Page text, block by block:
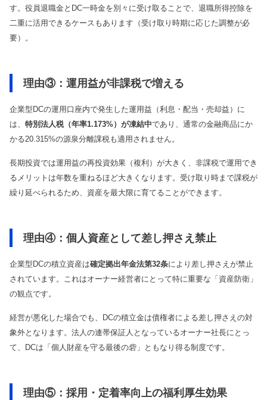
す。役員退職金とDC一時金を別々に受け取ることで、退職所得控除を
二重に活用できるケースもあります（受け取り時期に応じた調整が必
要）。
理由③：運用益が非課税で増える
企業型DCの運用口座内で発生した運用益（利息・配当・売却益）に
は、 特別法人税（年率1.173%）が凍結中であり、通常の金融商品にか
かる20.315%の源泉分離課税も適用されません。
長期投資では運用益の再投資効果（複利）が大きく、非課税で運用でき
るメリットは年数を重ねるほど大きくなります。受け取り時まで課税が
繰り延べられるため、資産を最大限に育てることができます。
理由④：個人資産として差し押さえ禁止
企業型DCの積立資産は確定拠出年金法第32条により差し押さえが禁止
されています。これはオーナー経営者にとって特に重要な「資産防衛」
の観点です。
経営が悪化した場合でも、DCの積立金は債権者による差し押さえの対
象外となります。法人の連帯保証人となっているオーナー社長にとっ
て、DCは「個人財産を守る最後の砦」ともなり得る制度です。
理由⑤：採用・定着率向上の福利厚生効果